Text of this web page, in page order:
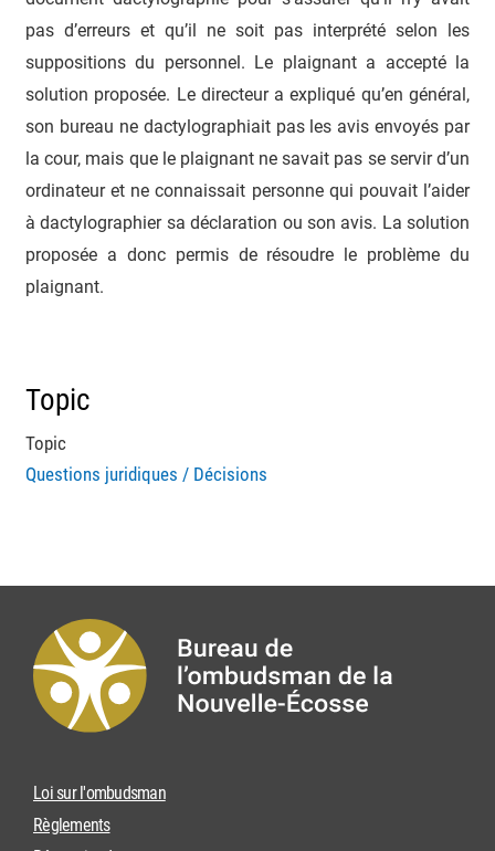
pas d’erreurs et qu’il ne soit pas interprété selon les
suppositions du personnel. Le plaignant a accepté la
solution proposée. Le directeur a expliqué qu’en général,
son bureau ne dactylographiait pas les avis envoyés par
la cour, mais que le plaignant ne savait pas se servir d’un
ordinateur et ne connaissait personne qui pouvait l’aider
à dactylographier sa déclaration ou son avis. La solution
proposée a donc permis de résoudre le problème du
plaignant.
Topic
Topic
Questions juridiques / Décisions
Loi sur l'ombudsman
Règlements